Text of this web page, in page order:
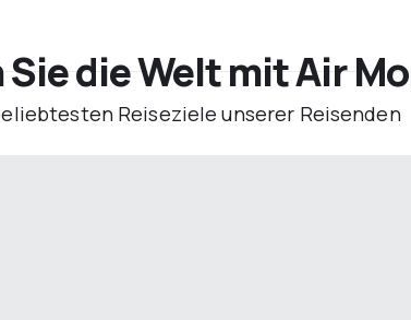
Sie die Welt mit Air
Reiseziele unserer Reisenden